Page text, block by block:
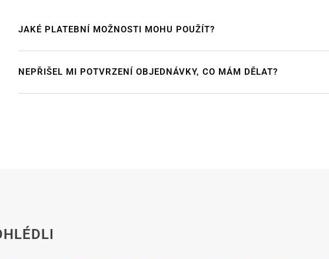
JAKÉ PLATEBNÍ MOŽNOSTI MOHU POUŽÍT?
NEPŘIŠEL MI POTVRZENÍ OBJEDNÁVKY, CO MÁM DĚLAT?